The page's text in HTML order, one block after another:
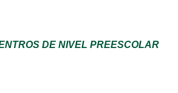
DE NIVEL PREESCOLAR